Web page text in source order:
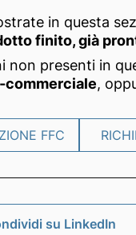
in questa
finito, già
non presenti in
,
FFC
FFC
su LinkedIn